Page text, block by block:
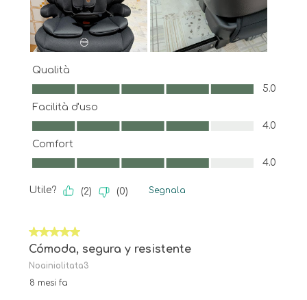
Qualità
Qualità, 5.0 su 5
5.0
Facilità d'uso
Facilità d'uso, 4.0 su 5
4.0
Comfort
Comfort, 4.0 su 5
4.0
Utile? (2) (0) Segnala
5 su 5 stelle.
Cómoda, segura y resistente
Noainiolitata3
8 mesi fa